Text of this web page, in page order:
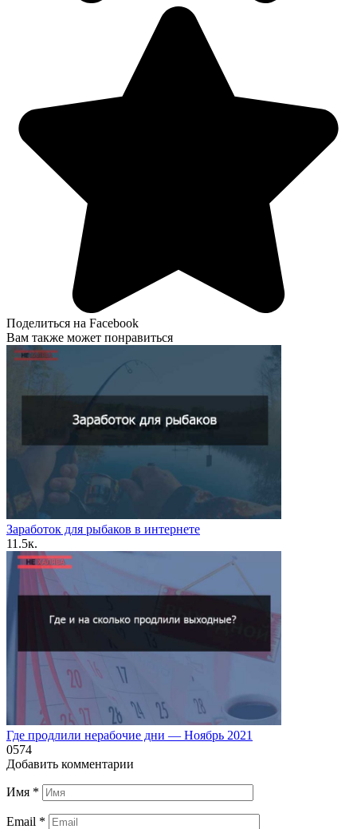
Поделиться на Facebook
Вам также может понравиться
Заработок для рыбаков в интернете
11.5к.
Где продлили нерабочие дни — Ноябрь 2021
0574
Добавить комментарии
Имя *
Email *